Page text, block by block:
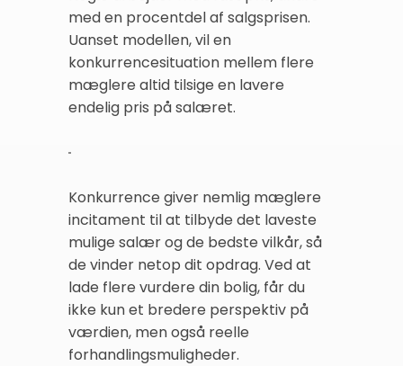
med en procentdel af salgsprisen.
Uanset modellen, vil en
konkurrencesituation mellem flere
mæglere altid tilsige en lavere
endelig pris på salæret.
Konkurrence giver nemlig mæglere
incitament til at tilbyde det laveste
mulige salær og de bedste vilkår, så
de vinder netop dit opdrag. Ved at
lade flere vurdere din bolig, får du
ikke kun et bredere perspektiv på
værdien, men også reelle
forhandlingsmuligheder.